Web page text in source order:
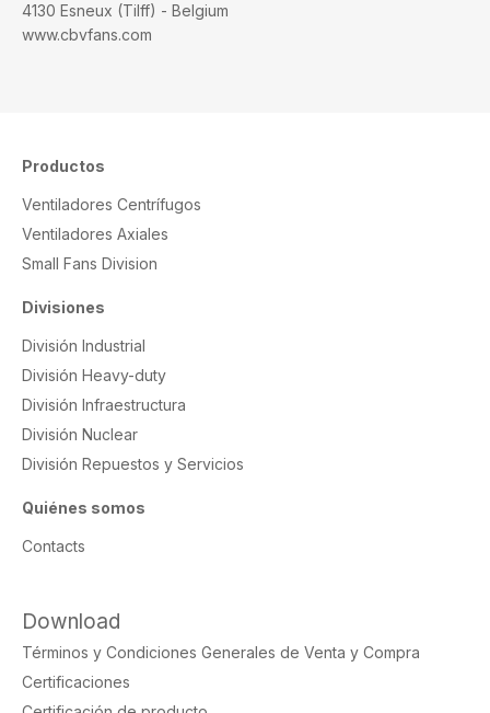
4130 Esneux (Tilff) - Belgium
www.cbvfans.com
Productos
Ventiladores Centrífugos
Ventiladores Axiales
Small Fans Division
Divisiones
División Industrial
División Heavy-duty
División Infraestructura
División Nuclear
División Repuestos y Servicios
Quiénes somos
Contacts
Download
Términos y Condiciones Generales de Venta y Compra
Certificaciones